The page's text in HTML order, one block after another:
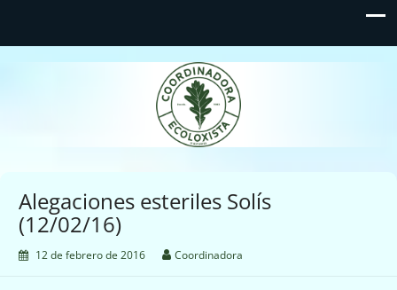
Coordinadora Ecoloxista
d'Asturies
Alegaciones esteriles Solís
(12/02/16)
12 de febrero de 2016 Coordinadora